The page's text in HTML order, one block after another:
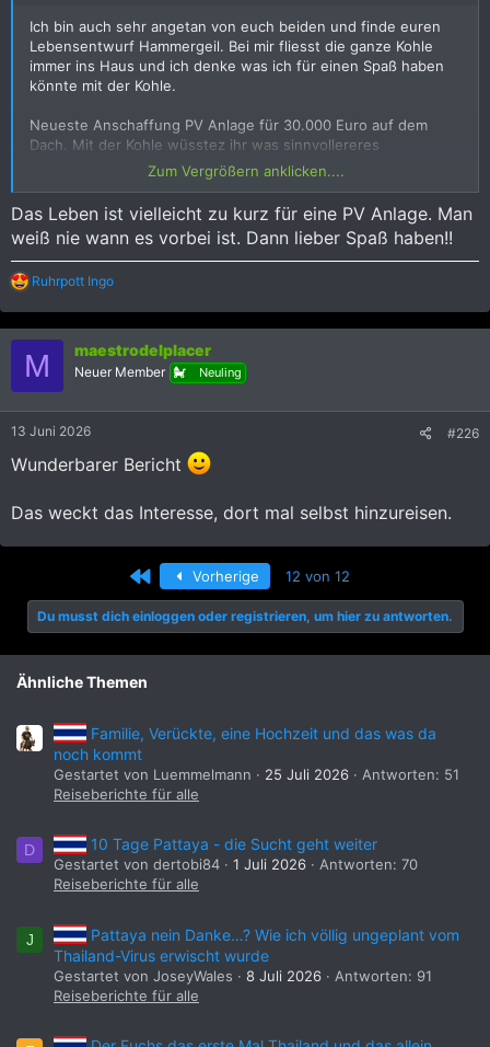
Ich bin auch sehr angetan von euch beiden und finde euren
Lebensentwurf Hammergeil. Bei mir fliesst die ganze Kohle
immer ins Haus und ich denke was ich für einen Spaß haben
könnte mit der Kohle.
Neueste Anschaffung PV Anlage für 30.000 Euro auf dem
Dach. Mit der Kohle wüsstez ihr was sinnvollereres
Ich danke euch beiden für eurer tollen berichte. Bin ein großer
Fan !
Zum Vergrößern anklicken....
Das Leben ist vielleicht zu kurz für eine PV Anlage. Man
weiß nie wann es vorbei ist. Dann lieber Spaß haben!!
R
a
k
i
n
Ruhrpott Ingo
M maestrodelplacer
Neuer Member Neuling
13 Juni 2026 #226
Wunderbarer Bericht
Das weckt das Interesse, dort mal selbst hinzureisen.
Erste Vorherige 12 von 12
Du musst dich einloggen oder registrieren, um hier zu antworten.
Ähnliche Themen
Familie, Verückte, eine Hochzeit und das was da
noch kommt
Gestartet von Luemmelmann 25 Juli 2026
Antworten: 51
Reiseberichte für alle
D 10 Tage Pattaya - die Sucht geht weiter
Gestartet von dertobi84 1 Juli 2026
Antworten: 70
Reiseberichte für alle
J
Pattaya nein Danke…? Wie ich völlig ungeplant vom
Thailand-Virus erwischt wurde
Gestartet von JoseyWales 8 Juli 2026
Antworten: 91
Reiseberichte für alle